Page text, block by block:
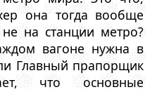
она тогда вообще
на станции метро?
вагоне нужна в
Главный прапорщик
что основные